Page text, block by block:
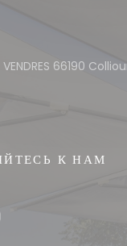
VENDRES 66190
К НАМ
в